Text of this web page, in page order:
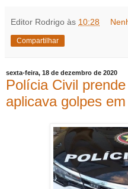
Editor Rodrigo às 10:28
Compartilhar
sexta-feira, 18 de dezembro de 2020
Polícia Civil
aplicava golpes